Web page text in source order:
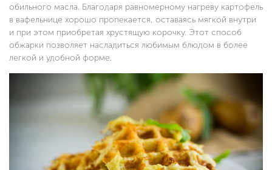
обильного масла. Благодаря равномерному нагреву картофель
в вафельнице хорошо пропекается, оставаясь мягкой внутри
и при этом приобретая хрустящую корочку. Этот способ
обжарки позволяет насладиться любимым блюдом в более
легкой и удобной форме.